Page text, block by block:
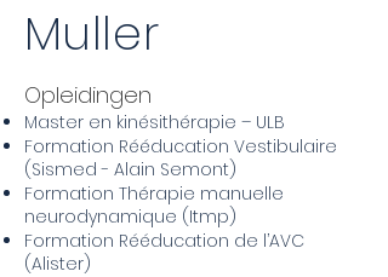
Muller
Opleidingen
Master en kinésithérapie – ULB
Formation Rééducation Vestibulaire
(Sismed - Alain Semont)
Formation Thérapie manuelle
neurodynamique (Itmp)
Formation Rééducation de l’AVC
(Alister)